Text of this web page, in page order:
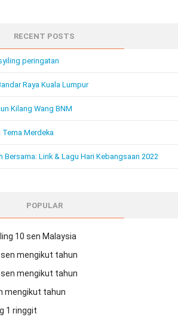
RECENT POSTS
peringatan
Raya Kuala Lumpur
Kilang Wang BNM
Merdeka
Bersama: Lirik & Lagu Hari Kebangsaan 2022
POPULAR
10 sen Malaysia
mengikut tahun
mengikut tahun
mengikut tahun
1 ringgit